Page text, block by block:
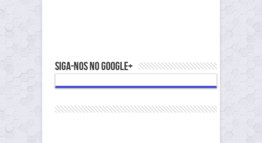
Siga-nos no Google+